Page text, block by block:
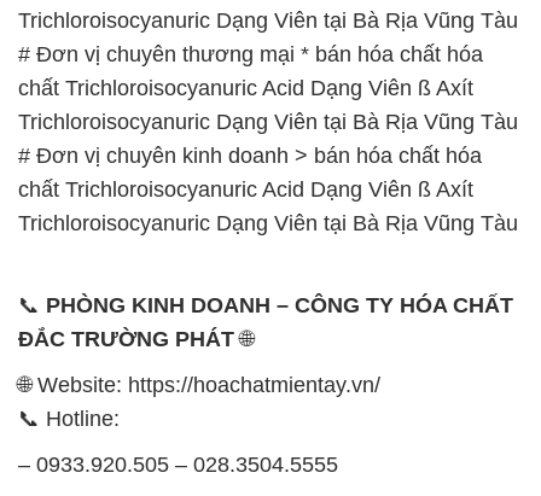
Trichloroisocyanuric Dạng Viên tại Bà Rịa Vũng Tàu
# Đơn vị chuyên thương mại * bán hóa chất hóa
chất Trichloroisocyanuric Acid Dạng Viên ß Axít
Trichloroisocyanuric Dạng Viên tại Bà Rịa Vũng Tàu
# Đơn vị chuyên kinh doanh > bán hóa chất hóa
chất Trichloroisocyanuric Acid Dạng Viên ß Axít
Trichloroisocyanuric Dạng Viên tại Bà Rịa Vũng Tàu
📞 PHÒNG KINH DOANH – CÔNG TY HÓA CHẤT
ĐẮC TRƯỜNG PHÁT🌐
🌐 Website: https://hoachatmientay.vn/
📞 Hotline:
– 0933.920.505 – 028.3504.5555